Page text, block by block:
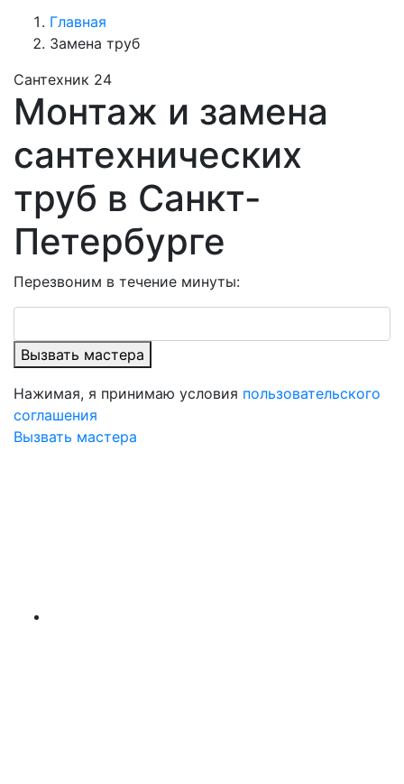
Главная
Замена труб
Сантехник 24
Монтаж и замена
сантехнических
труб в Санкт-
Петербурге
Перезвоним в течение минуты:
Вызвать мастера
Нажимая, я принимаю условия пользовательского
соглашения
Вызвать мастера